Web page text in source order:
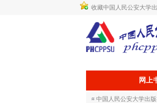
收藏中国人民公安大学
网上
中国人民公安大学出